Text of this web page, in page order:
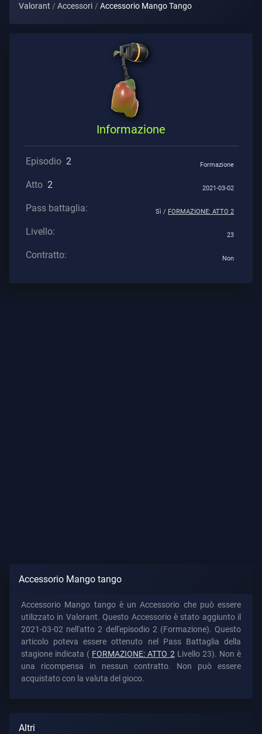
Supporto
Privacy
ARTICOLI
Valorant Accessori Accessorio Mango Tango
Informazione
Episodio 2 Formazione
Atto 2 2021-03-02
Pass battaglia: Sì / FORMAZIONE: ATTO 2
Livello: 23
Contratto: Non
Accessorio Mango tango
Accessorio Mango tango è un Accessorio che può essere
utilizzato in Valorant. Questo Accessorio è stato aggiunto il
2021-03-02 nell'atto 2 dell'episodio 2 (Formazione). Questo
articolo poteva essere ottenuto nel Pass Battaglia della
stagione indicata ( FORMAZIONE: ATTO 2Livello 23). Non è
una ricompensa in nessun contratto. Non può essere
acquistato con la valuta del gioco.
Altri